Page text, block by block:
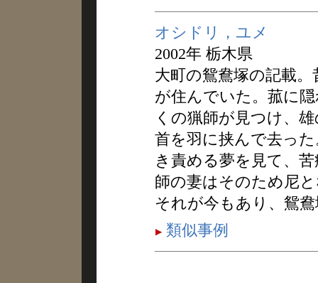
オシドリ，ユメ
2002年 栃木県
大町の鴛鴦塚の記載
が住んでいた。菰に
くの猟師が見つけ、
首を羽に挟んで去っ
き責める夢を見て、
師の妻はそのため尼
それが今もあり、鴛
類似事例